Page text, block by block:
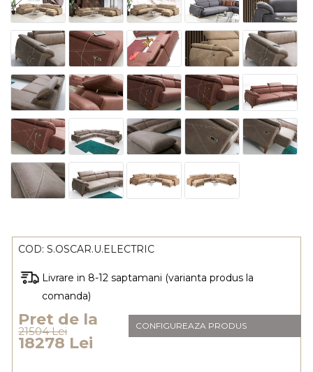
COD:S.OSCAR.U.ELECTRIC
Livrare in 8-12 saptamani (varianta produs la
comanda)
Pret de la
21504 Lei
18278 Lei
CONFIGUREAZA PRODUS